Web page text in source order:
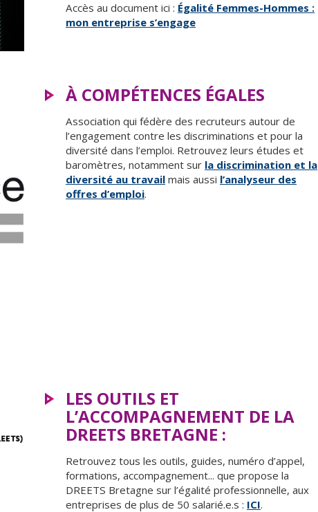
Accès au document ici : Égalité Femmes-Hommes :
mon entreprise s’engage
À COMPÉTENCES ÉGALES
Association qui fédère des recruteurs autour de
l’engagement contre les discriminations et pour la
diversité dans l’emploi. Retrouvez leurs études et
baromètres, notamment sur la discrimination et la
diversité au travail mais aussi l’analyseur des
offres d’emploi.
LES OUTILS ET
L’ACCOMPAGNEMENT DE LA
DREETS BRETAGNE :
Retrouvez tous les outils, guides, numéro d’appel,
formations, accompagnement... que propose la
DREETS Bretagne sur l’égalité professionnelle, aux
entreprises de plus de 50 salarié.e.s : ICI.